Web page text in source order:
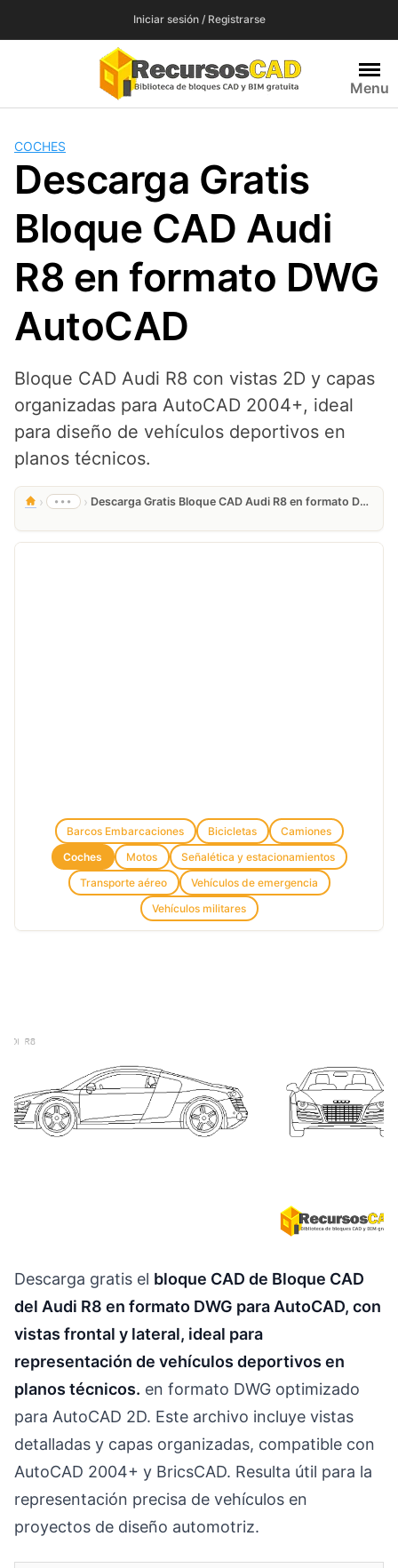
Iniciar sesión / Registrarse
Menu
COCHES
Descarga Gratis
Bloque CAD Audi
R8 en formato DWG
AutoCAD
Bloque CAD Audi R8 con vistas 2D y capas
organizadas para AutoCAD 2004+, ideal
para diseño de vehículos deportivos en
planos técnicos.
› ••• › Descarga Gratis Bloque CAD Audi R8 en formato DWG AutoCAD
Barcos Embarcaciones Bicicletas
Camiones
Coches
Motos
Señalética y estacionamientos
Transporte aéreo
Vehículos de emergencia
Vehículos militares
Descarga gratis el bloque CAD de Bloque CAD
del Audi R8 en formato DWG para AutoCAD, con
vistas frontal y lateral, ideal para
representación de vehículos deportivos en
planos técnicos. en formato DWG optimizado
para AutoCAD 2D. Este archivo incluye vistas
detalladas y capas organizadas, compatible con
AutoCAD 2004+ y BricsCAD. Resulta útil para la
representación precisa de vehículos en
proyectos de diseño automotriz.